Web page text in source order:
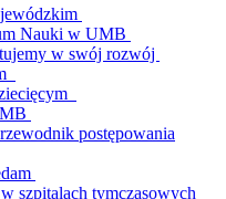
Nauki w UMB
w swój rozwój
postępowania
szpitalach tymczasowych